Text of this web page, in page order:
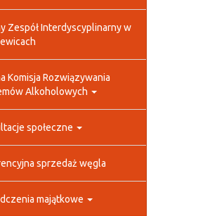
Zespół Interdyscyplinarny w
Komisja Rozwiązywania
Alkoholowych
społeczne
sprzedaż węgla
majątkowe